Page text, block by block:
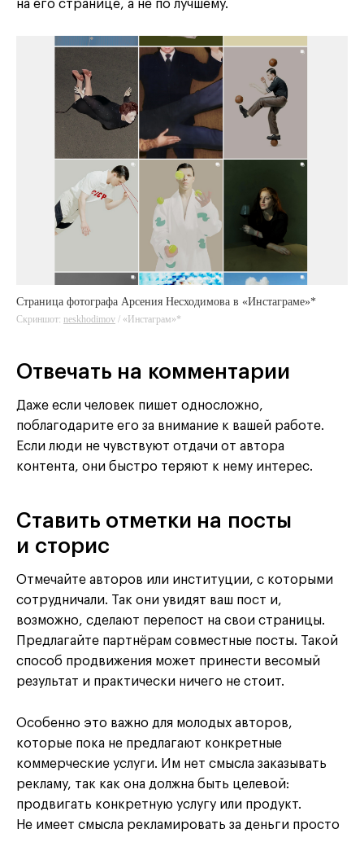
на его странице, а не по лучшему.
Страница фотографа Арсения Несходимова в «Инстаграме»*
Скриншот: neskhodimov / «Инстаграм»*
Отвечать на комментарии
Даже если человек пишет односложно,
поблагодарите его за внимание к вашей работе.
Если люди не чувствуют отдачи от автора
контента, они быстро теряют к нему интерес.
Ставить отметки на посты
и сторис
Отмечайте авторов или институции, с которыми
сотрудничали. Так они увидят ваш пост и,
возможно, сделают перепост на свои страницы.
Предлагайте партнёрам совместные посты. Такой
способ продвижения может принести весомый
результат и практически ничего не стоит.
Особенно это важно для молодых авторов,
которые пока не предлагают конкретные
коммерческие услуги. Им нет смысла заказывать
рекламу, так как она должна быть целевой:
продвигать конкретную услугу или продукт.
Не имеет смысла рекламировать за деньги просто